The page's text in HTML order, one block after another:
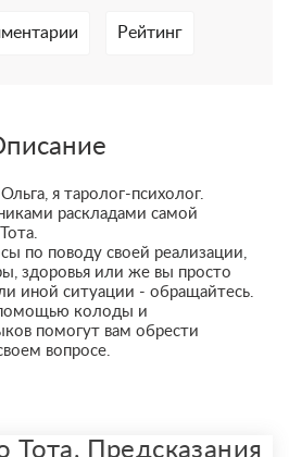
Рейтинг
я таролог-психолог.
раскладами самой
по поводу своей реализации,
здоровья или же вы просто
иной ситуации - обращайтесь.
колоды и
помогут вам обрести
вопросе.
Тота, Предсказания